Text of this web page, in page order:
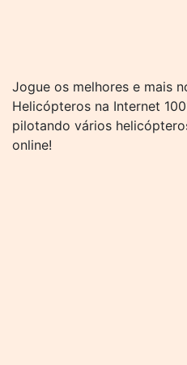
Jogue os melhores e mais
Helicópteros na Internet
pilotando vários
online!